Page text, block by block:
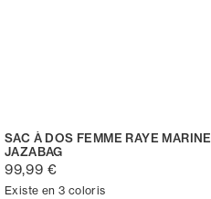
SAC À DOS FEMME RAYE MARINE
JAZABAG
99,99 €
Existe en 3 coloris